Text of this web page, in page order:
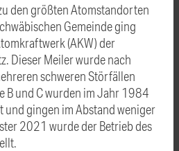
den größten Atomstandorten
Gemeinde ging
(AKW) der
Dieser Meiler wurde nach
schweren Störfällen
B und C wurden im Jahr 1984
gingen im Abstand weniger
2021 wurde der Betrieb des